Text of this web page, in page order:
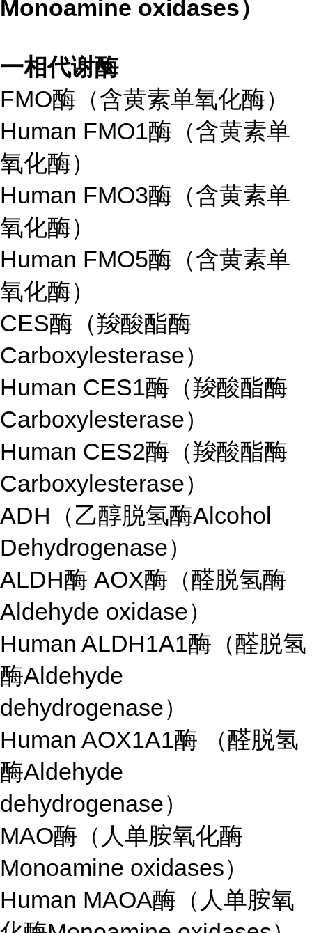
Monoamine oxidases）
一相代谢酶
FMO酶（含黄素单氧化酶）
Human FMO1酶（含黄素单
氧化酶）
Human FMO3酶（含黄素单
氧化酶）
Human FMO5酶（含黄素单
氧化酶）
CES酶（羧酸酯酶
Carboxylesterase）
Human CES1酶（羧酸酯酶
Carboxylesterase）
Human CES2酶（羧酸酯酶
Carboxylesterase）
ADH（乙醇脱氢酶Alcohol
Dehydrogenase）
ALDH酶 AOX酶（醛脱氢酶
Aldehyde oxidase）
Human ALDH1A1酶（醛脱氢
酶Aldehyde
dehydrogenase）
Human AOX1A1酶 （醛脱氢
酶Aldehyde
dehydrogenase）
MAO酶（人单胺氧化酶
Monoamine oxidases）
Human MAOA酶（人单胺氧